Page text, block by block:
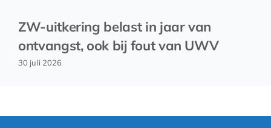
ZW-uitkering belast in jaar van
ontvangst, ook bij fout van UWV
30 juli 2026